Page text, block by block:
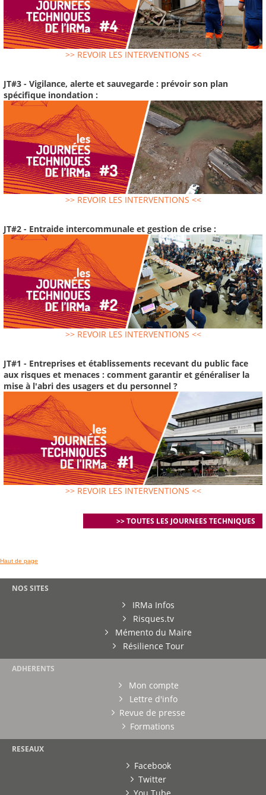
>> REVOIR LES INTERVENTIONS <<
JT#3 - Vigilance, alerte et sauvegarde : prévoir son plan
spécifique inondation :
>> REVOIR LES INTERVENTIONS <<
JT#2 - Entraide intercommunale et gestion de crise :
>> REVOIR LES INTERVENTIONS <<
JT#1 - Entreprises et établissements recevant du public face
aux risques et menaces : comment garantir et généraliser la
mise à l'abri des usagers et du personnel ?
>> REVOIR LES INTERVENTIONS <<
>> TOUTES LES JOURNEES TECHNIQUES
Haut de page
NOS SITES
IRMa Infos
Risques.tv
Mémento du Maire
Résilience Tour
ADHERENTS
Mon compte
Lettre d'info
Revue de presse
Formations
RESEAUX
Facebook
Twitter